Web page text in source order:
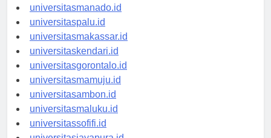
universitasmanado.id
universitaspalu.id
universitasmakassar.id
universitaskendari.id
universitasgorontalo.id
universitasmamuju.id
universitasambon.id
universitasmaluku.id
universitassofifi.id